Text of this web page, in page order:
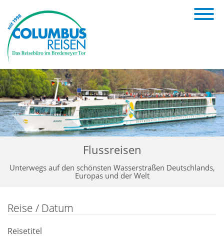
Flussreisen
Unterwegs auf den schönsten Wasserstraßen Deutschlands,
Europas und der Welt
Reise / Datum
Reisetitel